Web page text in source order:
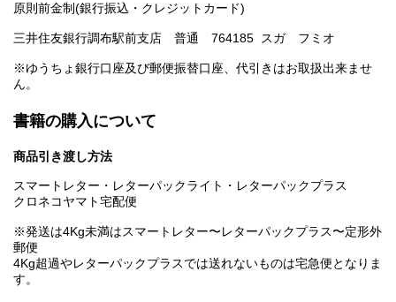
原則前金制(銀行振込・クレジットカード)
三井住友銀行調布駅前支店 普通 764185 スガ フミオ
※ゆうちょ銀行口座及び郵便振替口座、代引きはお取扱出来ませ
ん。
書籍の購入について
商品引き渡し方法
スマートレター・レターパックライト・レターパックプラス
クロネコヤマト宅配便
※発送は4Kg未満はスマートレター〜レターパックプラス〜定形外
郵便
4Kg超過やレターパックプラスでは送れないものは宅急便となりま
す。